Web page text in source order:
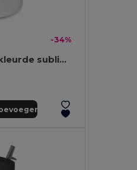
-34%
SUBLIMCOLY Gekleurde sublimatie mok